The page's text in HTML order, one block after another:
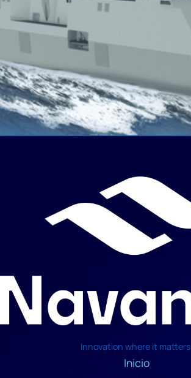
Innovation where it matters.
Inicio